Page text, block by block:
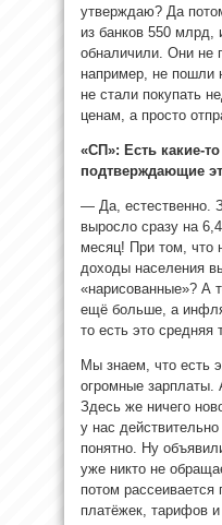
утверждаю? Да
из банков 550 млрд,
обналичили. Они не
например, не пошли
не стали покупать
ценам, а просто
«СП»: Есть какие-
подтверждающие
— Да, естественно.
выросло сразу на
месяц! При том, что
доходы населения
«нарисованные»? А
ещё больше, а
то есть это средняя
Мы знаем, что есть
огромные зарплаты.
Здесь же ничего
у нас
понятно. Ну
уже никто не
потом рассеивается
платёжек, тарифов и